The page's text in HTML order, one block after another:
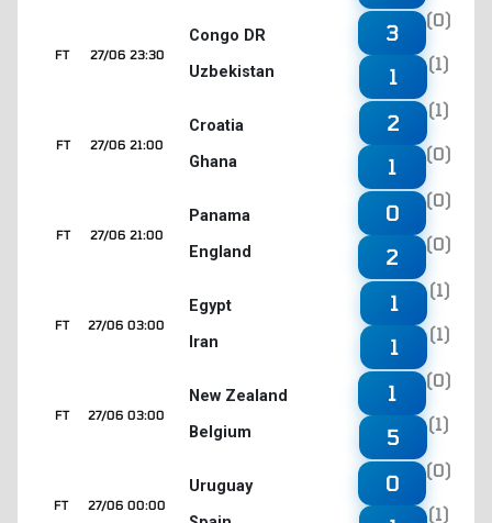
27/06 23:30
FT
Congo DR
Uzbekistan
3
(0)
1
(1)
27/06 21:00
FT
Croatia
Ghana
2
(1)
1
(0)
27/06 21:00
FT
Panama
England
0
(0)
2
(0)
27/06 03:00
FT
Egypt
Iran
1
(1)
1
(1)
27/06 03:00
FT
New Zealand
Belgium
1
(0)
5
(1)
27/06 00:00
FT
Uruguay
0
(0)
(1)